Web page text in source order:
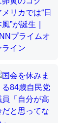
いてる。ぼ
マップで
分かるので